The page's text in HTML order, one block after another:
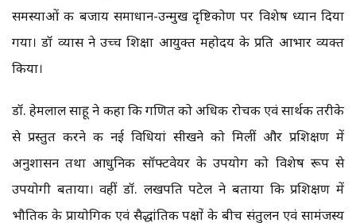
समस्याओं की बजाय समाधान-उन्मुख दृष्टिकोण पर विशेष ध्यान दिया
गया। डॉ व्यास ने उच्च शिक्षा आयुक्त महोदय के प्रति आभार व्यक्त
किया।
डॉ. हेमलाल साहू ने कहा कि गणित को अधिक रोचक एवं सार्थक तरीके
से प्रस्तुत करने की नई विधियां सीखने को मिलीं और प्रशिक्षण में
अनुशासन तथा आधुनिक सॉफ्टवेयर के उपयोग को विशेष रूप से
उपयोगी बताया। वहीं डॉ. लखपति पटेल ने बताया कि प्रशिक्षण में
भौतिकी के प्रायोगिक एवं सैद्धांतिक पक्षों के बीच संतुलन एवं सामंजस्य